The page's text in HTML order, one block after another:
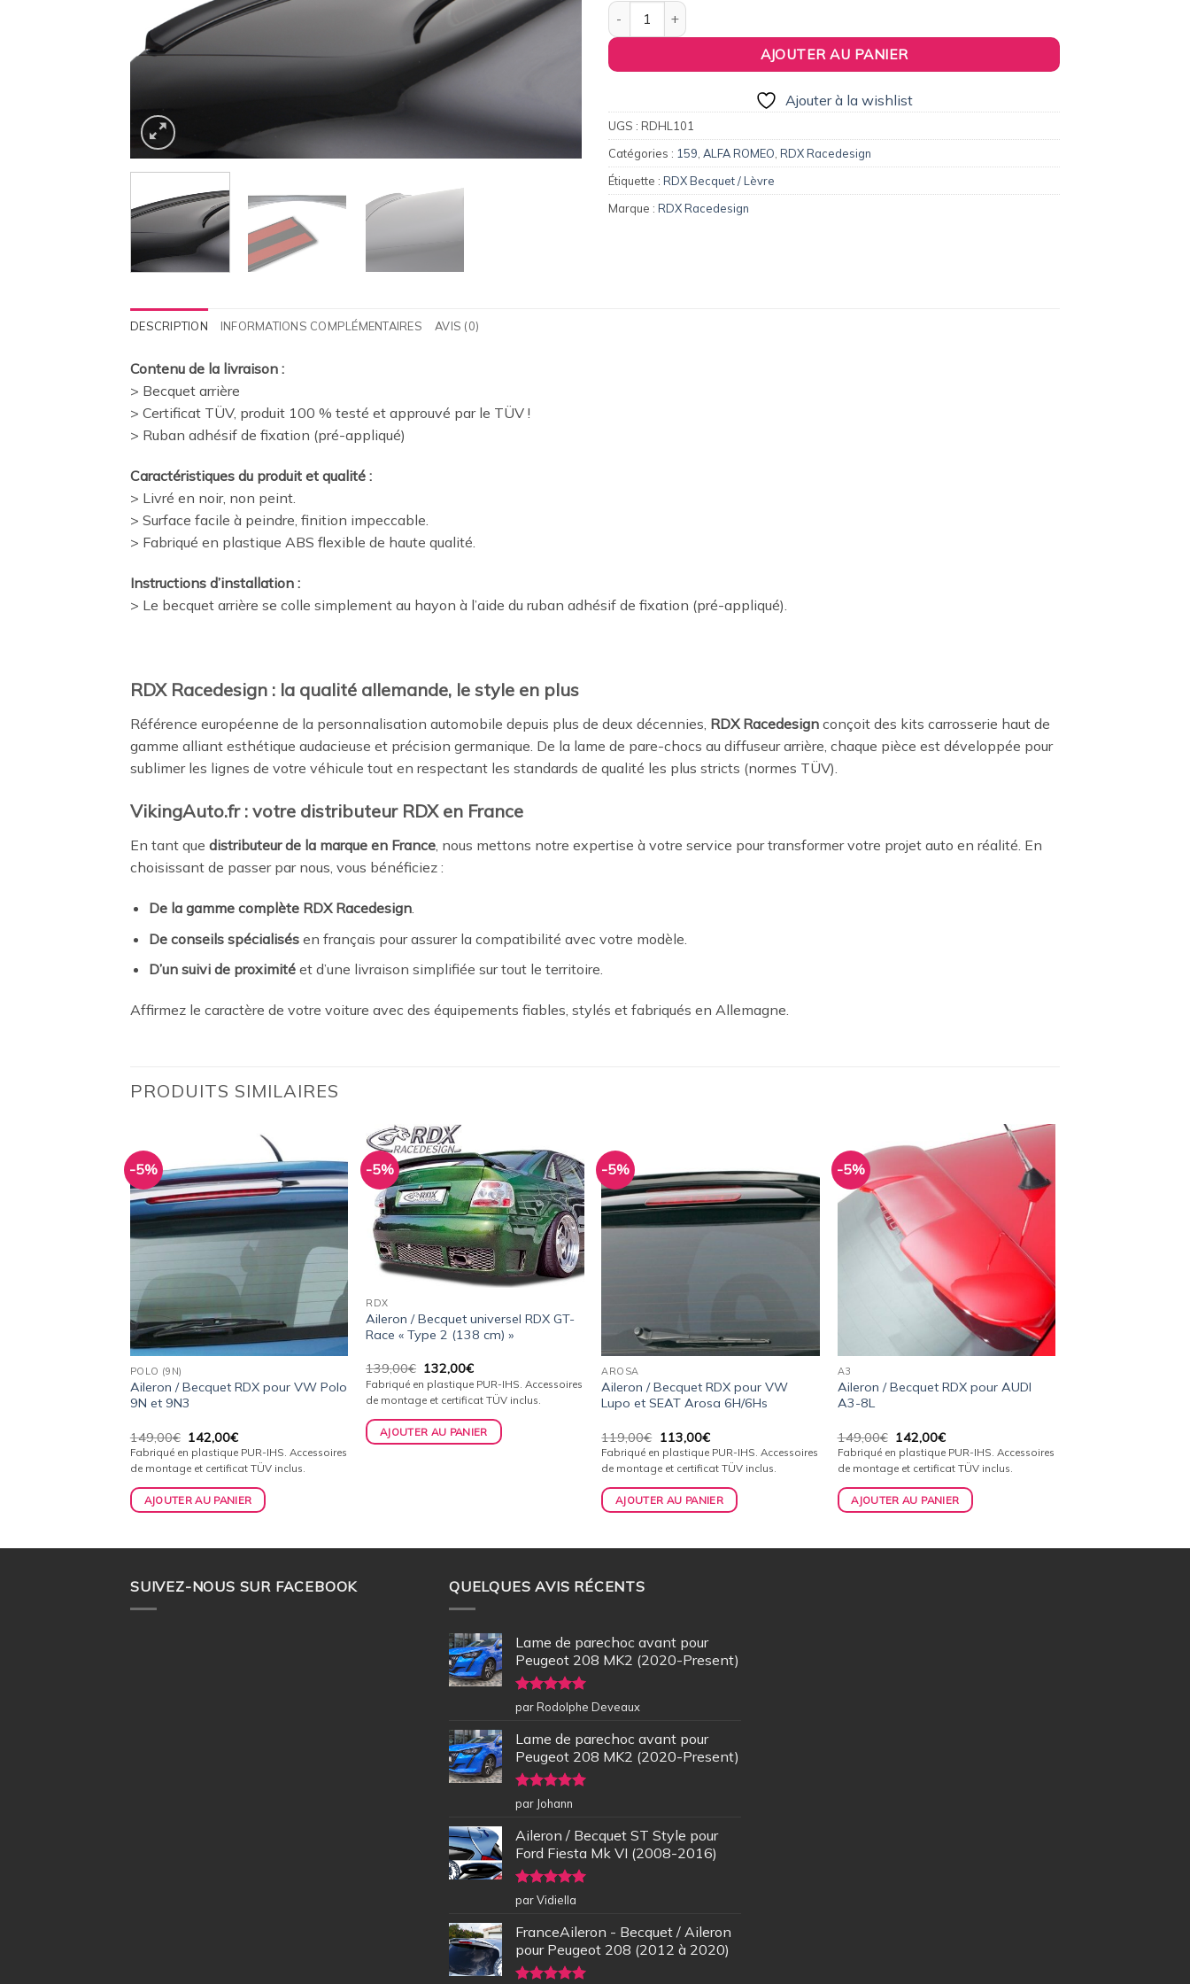
quantité de Aileron de coffre RDX pour ALFA 159 (2005+)
AJOUTER AU PANIER
Ajouter à la wishlist
UGS : RDHL101
Catégories : 159, ALFA ROMEO, RDX Racedesign
Étiquette : RDX Becquet / Lèvre
Marque : RDX Racedesign
DESCRIPTION INFORMATIONS COMPLÉMENTAIRES AVIS (0)
Contenu de la livraison :
> Becquet arrière
> Certificat TÜV, produit 100 % testé et approuvé par le TÜV !
> Ruban adhésif de fixation (pré-appliqué)
Caractéristiques du produit et qualité :
> Livré en noir, non peint.
> Surface facile à peindre, finition impeccable.
> Fabriqué en plastique ABS flexible de haute qualité.
Instructions d’installation :
> Le becquet arrière se colle simplement au hayon à l’aide du ruban adhésif de fixation (pré-appliqué).
RDX Racedesign : la qualité allemande, le style en plus
Référence européenne de la personnalisation automobile depuis plus de deux décennies, RDX Racedesign conçoit des kits carrosserie haut de
gamme alliant esthétique audacieuse et précision germanique. De la lame de pare-chocs au diffuseur arrière, chaque pièce est développée pour
sublimer les lignes de votre véhicule tout en respectant les standards de qualité les plus stricts (normes TÜV).
VikingAuto.fr : votre distributeur RDX en France
En tant que distributeur de la marque en France, nous mettons notre expertise à votre service pour transformer votre projet auto en réalité. En
choisissant de passer par nous, vous bénéficiez :
De la gamme complète RDX Racedesign.
De conseils spécialisésen français pour assurer la compatibilité avec votre modèle.
D’un suivi de proximitéet d’une livraison simplifiée sur tout le territoire.
Affirmez le caractère de votre voiture avec des équipements fiables, stylés et fabriqués en Allemagne.
PRODUITS SIMILAIRES
-5%
Ajouter
à la
wishlist
POLO (9N)
Aileron / Becquet RDX pour VW Polo
9N et 9N3
149,00€ Le
prix
initial
était :
149,00€.
142,00€Le
prix
actuel
est :
142,00€.
Fabriqué en plastique PUR-IHS. Accessoires
de montage et certificat TÜV inclus.
AJOUTER AU PANIER
-5%
Ajouter
à la
wishlist
RDX
Aileron / Becquet universel RDX GT-
Race « Type 2 (138 cm) »
139,00€ Le
prix
initial
était :
139,00€.
132,00€Le
prix
actuel
est :
132,00€.
Fabriqué en plastique PUR-IHS. Accessoires
de montage et certificat TÜV inclus.
AJOUTER AU PANIER
-5%
Ajouter
à la
wishlist
AROSA
Aileron / Becquet RDX pour VW
Lupo et SEAT Arosa 6H/6Hs
119,00€ Le
prix
initial
était :
119,00€.
113,00€Le
prix
actuel
est :
113,00€.
Fabriqué en plastique PUR-IHS. Accessoires
de montage et certificat TÜV inclus.
AJOUTER AU PANIER
-5%
Ajouter
à la
wishlist
A3
Aileron / Becquet RDX pour AUDI
A3-8L
149,00€ Le
prix
initial
était :
149,00€.
142,00€Le
prix
actuel
est :
142,00€.
Fabriqué en plastique PUR-IHS. Accessoires
de montage et certificat TÜV inclus.
AJOUTER AU PANIER
SUIVEZ-NOUS SUR FACEBOOK QUELQUES AVIS RÉCENTS
Lame de parechoc avant pour
Peugeot 208 MK2 (2020-Present)
Note5sur
5
par Rodolphe Deveaux
Lame de parechoc avant pour
Peugeot 208 MK2 (2020-Present)
Note5sur
5
par Johann
Aileron / Becquet ST Style pour
Ford Fiesta Mk VI (2008-2016)
Note5sur
5
par Vidiella
FranceAileron - Becquet / Aileron
pour Peugeot 208 (2012 à 2020)